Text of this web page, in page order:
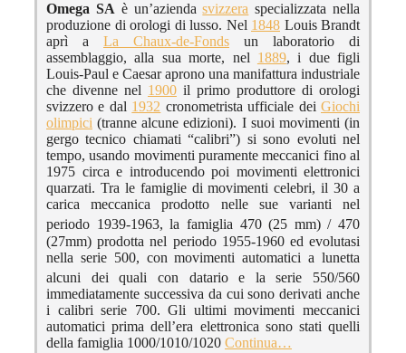
Omega SA è un’aziendasvizzera specializzata nella
produzione di orologi di lusso. Nel 1848 Louis Brandt
aprì a La Chaux-de-Fonds un laboratorio di
assemblaggio, alla sua morte, nel 1889, i due figli
Louis-Paul e Caesar aprono una manifattura industriale
che divenne nel 1900 il primo produttore di orologi
svizzero e dal 1932 cronometrista ufficiale deiGiochi
olimpici (tranne alcune edizioni). I suoi movimenti (in
gergo tecnico chiamati “calibri”) si sono evoluti nel
tempo, usando movimenti puramente meccanici fino al
1975 circa e introducendo poi movimenti elettronici
quarzati. Tra le famiglie di movimenti celebri, il 30 a
carica meccanica prodotto nelle sue varianti nel
periodo 1939-1963, la famiglia 470 (25 mm) / 470
(27mm) prodotta nel periodo 1955-1960 ed evolutasi
nella serie 500, con movimenti automatici a lunetta
alcuni dei quali con datarioe la serie 550/560
immediatamente successiva da cui sono derivati anche
i calibri serie 700. Gli ultimi movimenti meccanici
automatici prima dell’era elettronica sono stati quelli
della famiglia 1000/1010/1020 Continua…